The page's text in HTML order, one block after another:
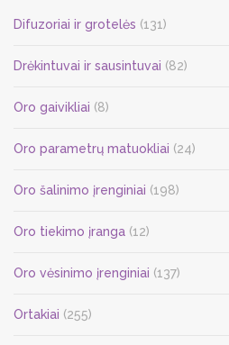
Difuzoriai ir grotelės (131)
Drėkintuvai ir sausintuvai (82)
Oro gaivikliai (8)
Oro parametrų matuokliai (24)
Oro šalinimo įrenginiai (198)
Oro tiekimo įranga (12)
Oro vėsinimo įrenginiai (137)
Ortakiai (255)